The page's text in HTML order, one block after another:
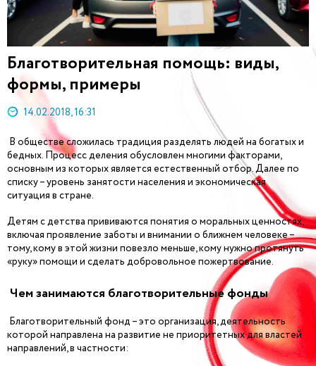
Благотворительная помощь: виды,
формы, примеры
14.02.2018, 16:31
В обществе сложилась традиция разделять людей на богатых и
бедных. Процесс деления обусловлен многими факторами,
основным из которых является естественный отбор. Далее по
списку – уровень занятости населения и экономическая
ситуация в стране.
Детям с детства прививаются понятия о моральных ценностях,
включая проявление заботы и внимании о ближнем человеке –
тому, кому в этой жизни повезло меньше, кому нужно протянуть
«руку» помощи и сделать добровольное пожертвование.
Чем занимаются благотворительные фонды
Благотворительный фонд – это организация, деятельность
которой направлена на развитие не приоритетных для властей
направлений, в частности: